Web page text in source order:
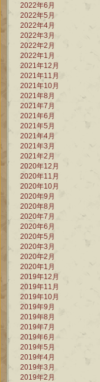
2022年6月
2022年5月
2022年4月
2022年3月
2022年2月
2022年1月
2021年12月
2021年11月
2021年10月
2021年8月
2021年7月
2021年6月
2021年5月
2021年4月
2021年3月
2021年2月
2020年12月
2020年11月
2020年10月
2020年9月
2020年8月
2020年7月
2020年6月
2020年5月
2020年3月
2020年2月
2020年1月
2019年12月
2019年11月
2019年10月
2019年9月
2019年8月
2019年7月
2019年6月
2019年5月
2019年4月
2019年3月
2019年2月